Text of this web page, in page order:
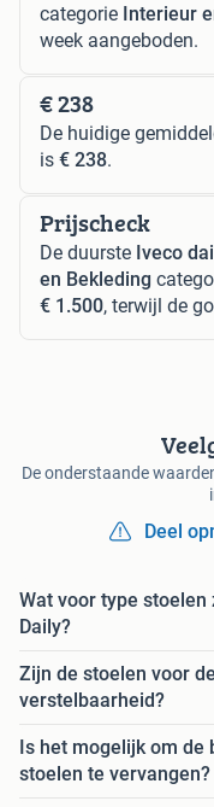
categorie Interieur
week aangeboden.
€ 238
De huidige
is € 238.
Prijscheck
De duurste Iveco
en Bekleding
€ 1.500, terwijl de
De onderstaande
Deel
Wat voor type
Daily?
Zijn de stoelen voor
verstelbaarheid?
Is het mogelijk om de
stoelen te vervangen?